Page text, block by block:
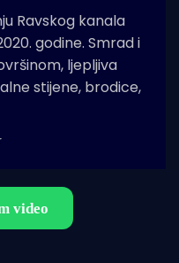
Ravskog kanala
godine. Smrad i
ljepljiva
stijene, brodice,